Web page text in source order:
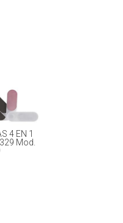
4 EN 1
Mod.